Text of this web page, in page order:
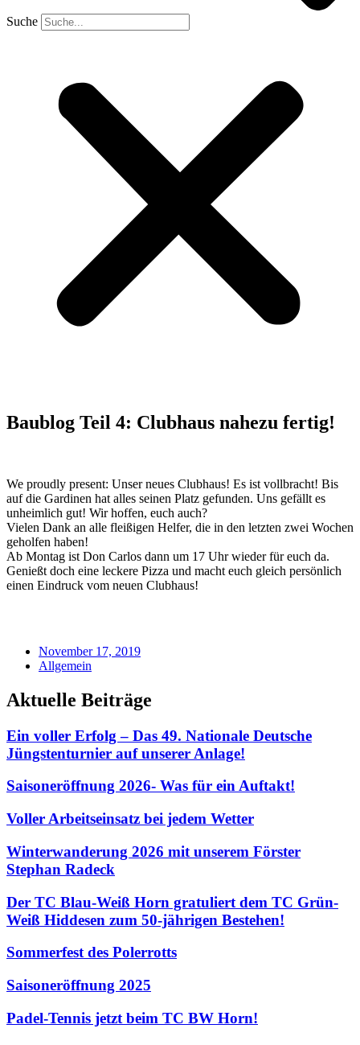
Suche
Baublog Teil 4: Clubhaus nahezu fertig!
We proudly present: Unser neues Clubhaus! Es ist vollbracht! Bis
auf die Gardinen hat alles seinen Platz gefunden. Uns gefällt es
unheimlich gut! Wir hoffen, euch auch?
Vielen Dank an alle fleißigen Helfer, die in den letzten zwei Wochen
geholfen haben!
Ab Montag ist Don Carlos dann um 17 Uhr wieder für euch da.
Genießt doch eine leckere Pizza und macht euch gleich persönlich
einen Eindruck vom neuen Clubhaus!
November 17, 2019
Allgemein
Aktuelle Beiträge
Ein voller Erfolg – Das 49. Nationale Deutsche
Jüngstenturnier auf unserer Anlage!
Saisoneröffnung 2026- Was für ein Auftakt!
Voller Arbeitseinsatz bei jedem Wetter
Winterwanderung 2026 mit unserem Förster
Stephan Radeck
Der TC Blau-Weiß Horn gratuliert dem TC Grün-
Weiß Hiddesen zum 50-jährigen Bestehen!
Sommerfest des Polerrotts
Saisoneröffnung 2025
Padel-Tennis jetzt beim TC BW Horn!